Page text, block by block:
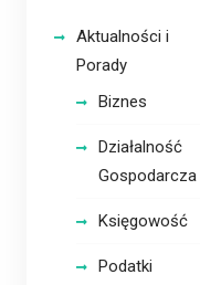
Aktualności i
Porady
Biznes
Działalność
Gospodarcza
Księgowość
Podatki